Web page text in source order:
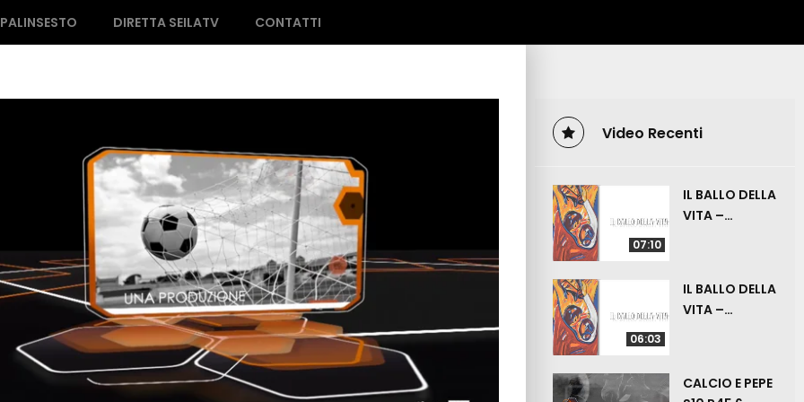
PALINSESTO DIRETTA SEILATV CONTATTI
Video Recenti
07:10
IL BALLO DELLA
VITA –
06:03
IL BALLO DELLA
VITA –
CALCIO E PEPE